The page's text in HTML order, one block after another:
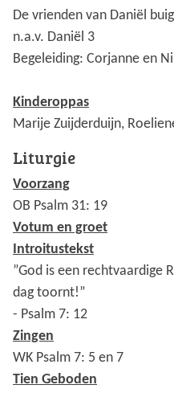
De vrienden van Daniël
n.a.v. Daniël 3
Begeleiding: Corjanne en
Kinderoppas
Marije Zuijderduijn,
Liturgie
Voorzang
OB Psalm 31: 19
Votum en groet
Introitustekst
”God is een rechtvaardige
dag toornt!”
- Psalm 7: 12
Zingen
WK Psalm 7: 5 en 7
Tien Geboden